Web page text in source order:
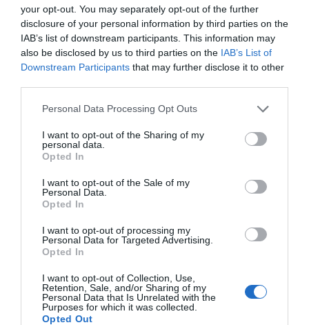
your opt-out. You may separately opt-out of the further
disclosure of your personal information by third parties on the
IAB’s list of downstream participants. This information may
also be disclosed by us to third parties on the IAB’s List of
Downstream Participants that may further disclose it to other
Personal Data Processing Opt Outs
I want to opt-out of the Sharing of my
personal data.
Opted In
I want to opt-out of the Sale of my
Personal Data.
Opted In
I want to opt-out of processing my
Personal Data for Targeted Advertising.
Opted In
I want to opt-out of Collection, Use,
Retention, Sale, and/or Sharing of my
Personal Data that Is Unrelated with the
Purposes for which it was collected.
Opted Out
contratadas, 16 de ellas a jornada
completa;mientras que Super Amara Bera Bera y
Costa del Sol Málaga con diecisiete y trece jugadoras
contratadas, respectivamente, cuentan ambos con 12
jugadoras a jornada completa.
la apuesta por la mejora laboral de las jugadoras, sigue
desarrollo del balonmano femenino, consensuado con
Iberdrola y el Consejo Superior de Deportes (CSD), a
través de la Subdirección General de Mujer y Deporte,
la federación.
de forma gratuita
Mantente informado con las últimas noticias de actualidad.
Compartir